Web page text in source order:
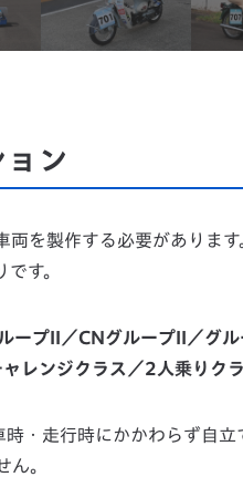
ン
両を製作する必要がありま
す。
ープII／CNグループII／グ
レンジクラス／2人乗りク
・走行時にかかわらず自
ん。